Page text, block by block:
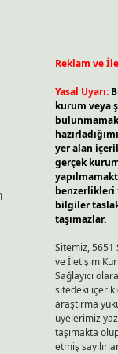
Reklam ve
Yasal Uyarı:
kurum veya
yer alan
gerçek
benzerlikleri
bilgiler
taşımazlar.
Sitemiz, 5651
ve İletişim
Sağlayıcı
sitedeki
araştırma
üyelerimiz
taşımakta
etmiş